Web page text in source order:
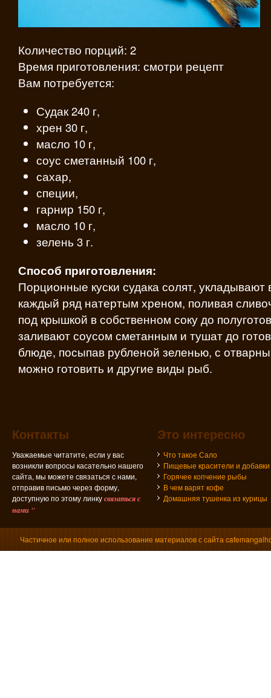
Количество порций: 2
Время приготовления: смотри рецепт
Вам потребуется:
Судак 240 г,
хрен 30 г,
масло 10 г,
соус сметанный 100 г,
сахар,
специи,
гарнир 150 г,
масло 10 г,
зелень 3 г.
Способ приготовления:
Порционные куски судака солят, укладывают
каждый ряд натертым хреном, поливая
под крышкой в собственном соку до
заливают соусом сметанным и тушат до
блюде, посыпав рубленой зеленью, с
можно готовить и другие виды рыб.
Контакты
Уважаемые читатите, если у вас
возникли вопросы касательно нашего
сайта, мы можете связаться с нами,
отправив письмо через форму,
доступную по этому линкусвязаться с
нами "
Это интересно
Что такое Сало
Пищевые красители и добавки
Горячее копчение рыбы
В чем варят кофе
Домашняя тушенка из курицы
Частичное или полное использование материалов с сайта